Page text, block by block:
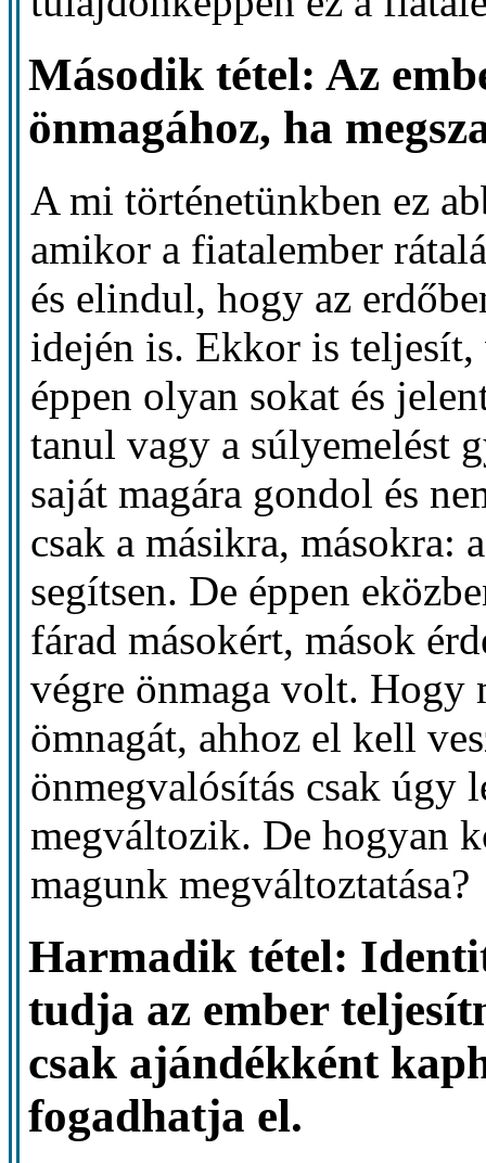
Második tétel: Az
önmagához, ha
A mi történetünkben ez
amikor a fiatalember
és elindul, hogy az
idején is. Ekkor is
éppen olyan sokat és
tanul vagy a súlyemelést
saját magára gondol és
csak a másikra, másokra:
segítsen. De éppen
fárad másokért, mások
végre önmaga volt. Hogy
ömnagát, ahhoz el kell
önmegvalósítás csak úgy
megváltozik. De hogyan
magunk megváltoztatása?
Harmadik tétel:
tudja az ember
csak ajándékként
fogadhatja el.